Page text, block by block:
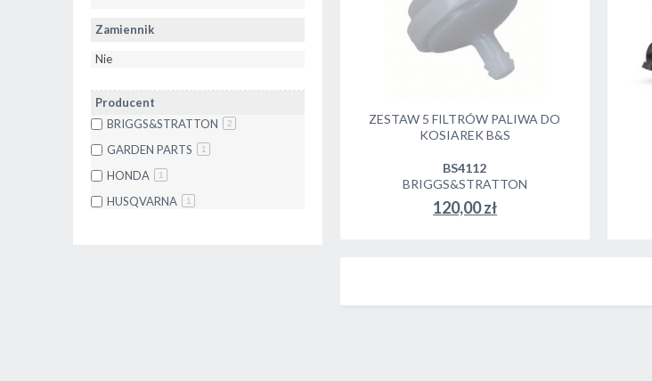
ZESTAW 5 FILTRÓW PALIWA DO
KOSIAREK B&S
BS4112
BRIGGS&STRATTON
120,00 zł
Zamiennik
Nie
Producent
BRIGGS&STRATTON
2
GARDEN PARTS 1
HONDA 1
HUSQVARNA 1